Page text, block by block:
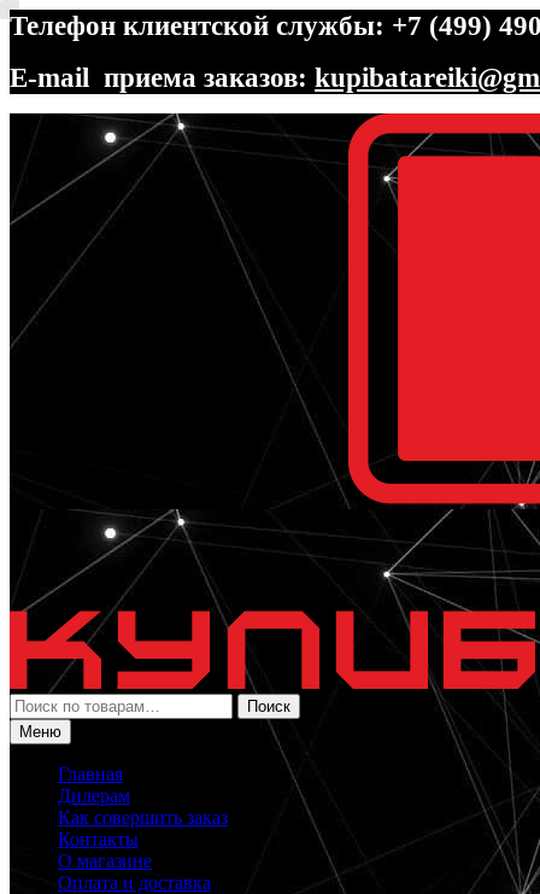
Телефон клиентской службы: +7 (499)
E-mail приема заказов:
Перейти
навигации
Перейти
содержимому
Искать:
Поиск
Меню
Главная
Дилерам
Как совершить заказ
Контакты
О магазине
Оплата и доставка